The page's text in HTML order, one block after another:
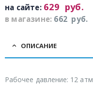
в магазине: 662 руб.
на сайте: 629 руб.
ОПИСАНИЕ
Рабочее давление: 12 атм